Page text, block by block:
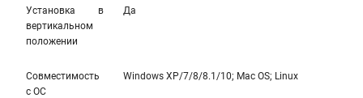
Установка в
вертикальном
положении
Да
Совместимость
с ОС
Windows XP/7/8/8.1/10; Mac OS; Linux